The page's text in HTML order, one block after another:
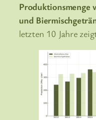
Produktionsmenge
und
letzten 10 Jahre